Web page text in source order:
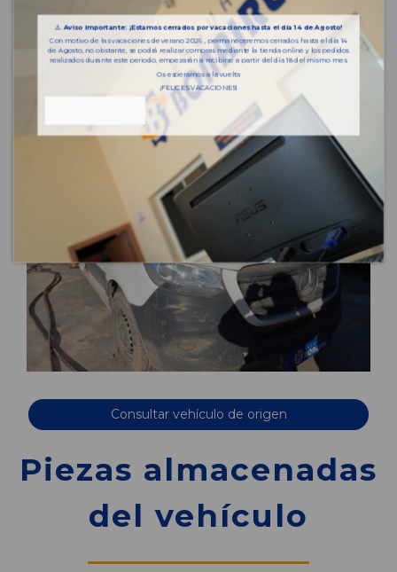
Consultar vehículo de origen
Piezas almacenadas
del vehículo
⚠️ Aviso importante: ¡Estamos cerrados por vacaciones hasta el día 14 de Agosto!
Con motivo de las vacaciones de verano 2026 , permaneceremos cerrados hasta el día 14
de Agosto, no obstante, se podrá realizar compras mediante la tienda online y los pedidos
realizados durante este periodo, empezarán a recibirse a partir del día 18 del mismo mes.
Os esperamos a la vuelta
¡FELICES VACACIONES!